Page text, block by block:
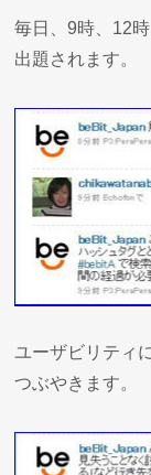
毎日、9時、12
出題されます。
ユーザビリティ
つぶやきます。